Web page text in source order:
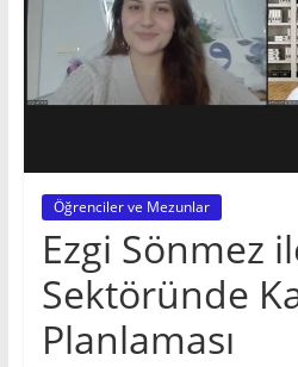
paylaştıkça
güzeldir!
ERP
Kaynak
Planlama
Öğrenciler ve Mezunlar
Ezgi Sönmez
Sektöründe
Planlaması